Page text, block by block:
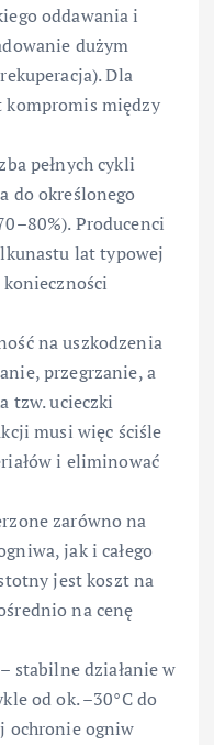
oddawania i
dużym
Dla
kompromis między
pełnych cykli
do określonego
Producenci
lat typowej
na uszkodzenia
przegrzanie, a
tzw. ucieczki
musi więc ściśle
i eliminować
zarówno na
jak i całego
jest koszt na
na cenę
stabilne działanie w
od ok. –30°C do
ochronie ogniw